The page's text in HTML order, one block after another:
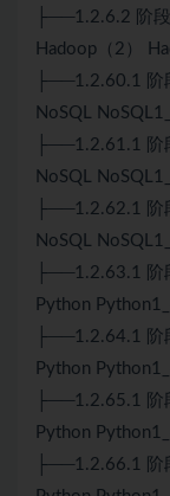
├──1.2.6.2 阶
Hadoop（2）
├──1.2.60.1 阶
NoSQL
├──1.2.61.1 阶
NoSQL
├──1.2.62.1 阶
NoSQL
├──1.2.63.1 阶
Python
├──1.2.64.1 阶
Python
├──1.2.65.1 阶
Python
├──1.2.66.1 阶